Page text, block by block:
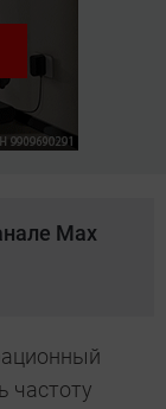
Max
частоту